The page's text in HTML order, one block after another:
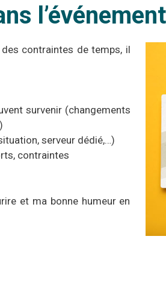
contraintes de temps, il
survenir (changements
serveur dédié,…)
contraintes
et ma bonne humeur en